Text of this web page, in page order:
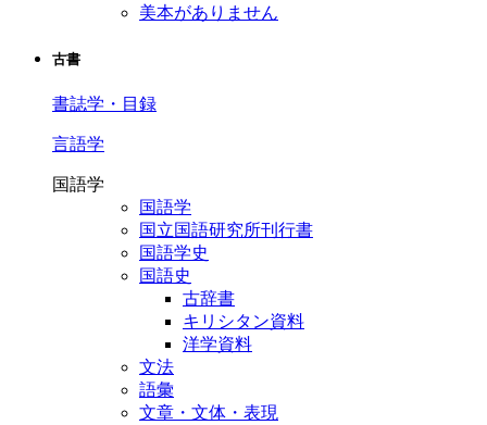
美本がありません
古書
書誌学・目録
言語学
国語学
国語学
国立国語研究所刊行書
国語学史
国語史
古辞書
キリシタン資料
洋学資料
文法
語彙
文章・文体・表現